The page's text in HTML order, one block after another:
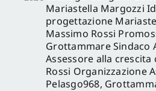
Mariastella Margozzi
progettazione
Massimo Rossi
Grottammare Sindaco
Assessore alla
Rossi Organizzazione
Pelasgo968,